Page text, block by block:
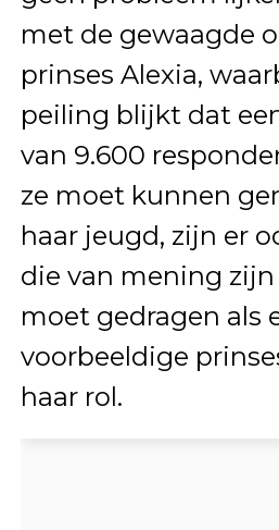
met de gewaagde
prinses Alexia,
peiling blijkt dat
van 9.600
ze moet kunnen
haar jeugd, zijn er
die van mening zijn
moet gedragen als
voorbeeldige
haar rol.